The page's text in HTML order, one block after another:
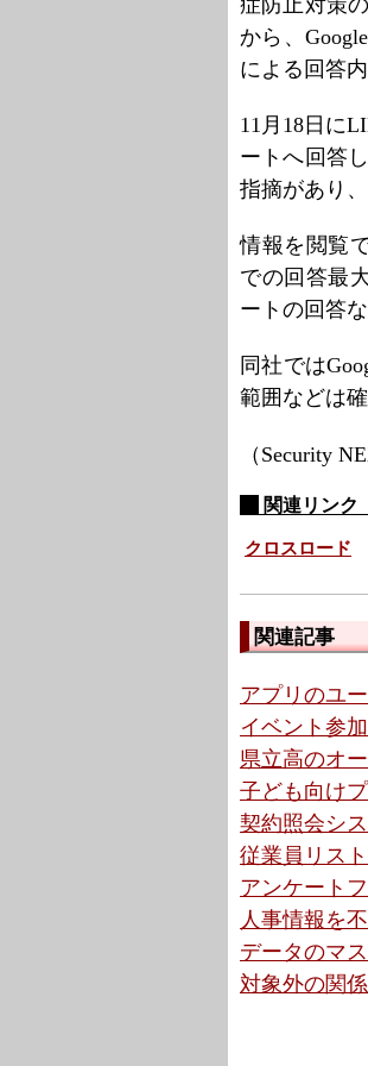
症防止対策
から、
による回答
11月18日に
ートへ回答
指摘があり
情報を閲覧
での回答最
ートの回答
同社では
範囲などは
（Security
関連リンク
クロスロード
関連記事
アプリのユ
イベント参
県立高のオ
子ども向け
契約照会シ
従業員リス
アンケート
人事情報を
データのマ
対象外の関